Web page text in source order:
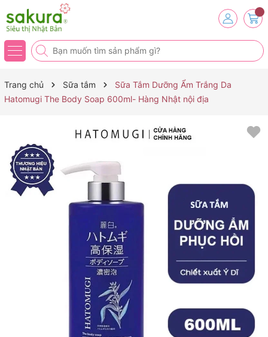
Trang chủ Sữa tắm
Sữa Tắm Dưỡng Ẩm Trắng Da
Hatomugi The Body Soap 600ml- Hàng Nhật nội địa